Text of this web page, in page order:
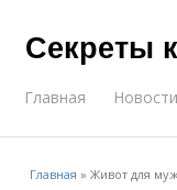
Секреты
Главная Новости
Главная »Живот для